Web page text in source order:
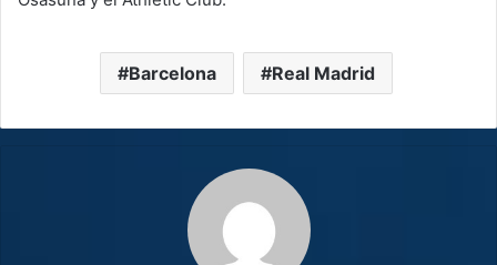
Barcelona Real Madrid